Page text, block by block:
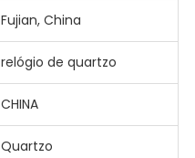
Fujian, China
relógio de quartzo
CHINA
Quartzo